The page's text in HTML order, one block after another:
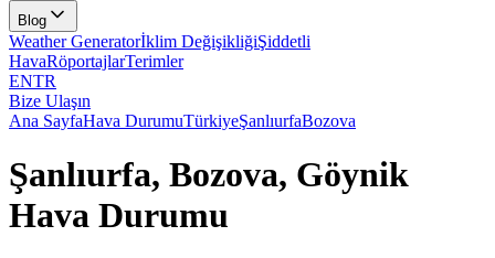
Blog
Weather Generatorİklim DeğişikliğiŞiddetli
HavaRöportajlarTerimler
ENTR
Bize Ulaşın
Ana SayfaHava DurumuTürkiyeŞanlıurfaBozova
Şanlıurfa, Bozova, Göynik
Hava Durumu